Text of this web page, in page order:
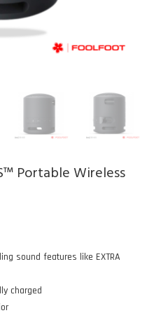
Portable Wireless
sound features like EXTRA
charged